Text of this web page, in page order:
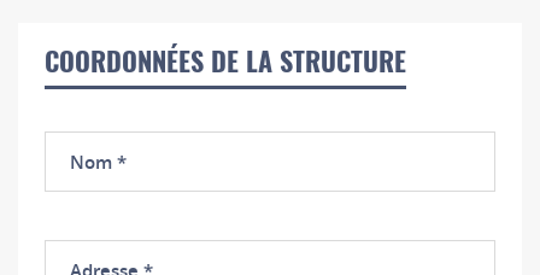
COORDONNÉES DE LA STRUCTURE